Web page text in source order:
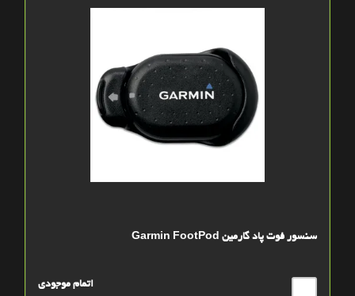
سنسور فوت پاد گارمین Garmin FootPod
اتمام موجودی